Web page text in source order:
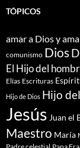
TÓPICOS
amar a Dios y
comunismo Dios
El Hijo del
Elías Escrituras
Hijo de Dios Hijo
Jesús Juan el
Maestro María